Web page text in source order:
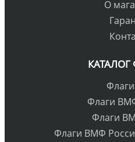
О
Флаги
Флаги
Флаги ВМФ